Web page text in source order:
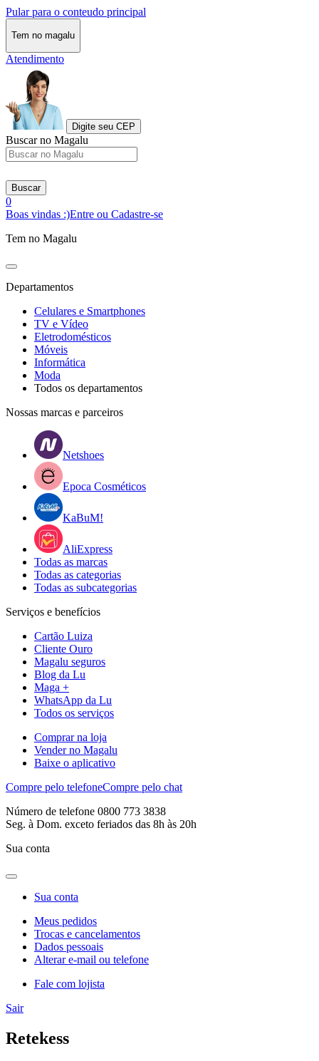
Pular para o conteudo principal
Tem no magalu
Atendimento
Digite seu CEP
Buscar no Magalu
Buscar
0
Boas vindas :)Entre ou Cadastre-se
Tem no Magalu
Departamentos
Celulares e Smartphones
TV e Vídeo
Eletrodomésticos
Móveis
Informática
Moda
Todos os departamentos
Nossas marcas e parceiros
Netshoes
Epoca Cosméticos
KaBuM!
AliExpress
Todas as marcas
Todas as categorias
Todas as subcategorias
Serviços e benefícios
Cartão Luiza
Cliente Ouro
Magalu seguros
Blog da Lu
Maga +
WhatsApp da Lu
Todos os serviços
Comprar na loja
Vender no Magalu
Baixe o aplicativo
Compre pelo telefoneCompre pelo chat
Número de telefone 0800 773 3838
Seg. à Dom. exceto feriados das 8h às 20h
Sua conta
Sua conta
Meus pedidos
Trocas e cancelamentos
Dados pessoais
Alterar e-mail ou telefone
Fale com lojista
Sair
Retekess